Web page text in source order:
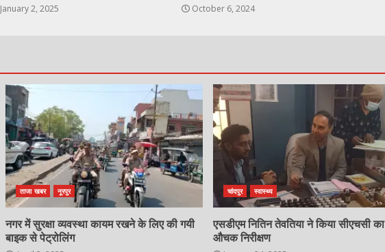
January 2, 2025 October 6, 2024
ताजा खबर नूरपुर
नगर में सुरक्षा व्यवस्था कायम रखने के लिए की गयी
बाइक से पेट्रोलिंग
चांदपुर स्वास्थ्य
एसडीएम नितिन तेवतिया ने किया सीएचसी का
औचक निरीक्षण